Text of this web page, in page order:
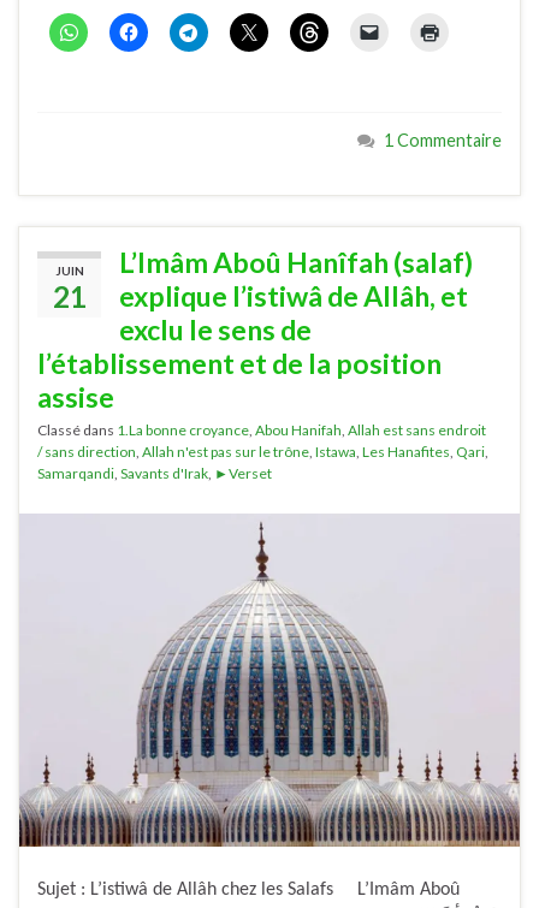
1 Commentaire
JUIN
21
L’Imâm Aboû Hanîfah (salaf)
explique l’istiwâ de Allâh, et
exclu le sens de
l’établissement et de la position
assise
Classé dans 1.La bonne croyance Abou Hanifah Allah est sans endroit
/ sans direction Allah n'est pas sur le trône Istawa Les Hanafites Qari
Samarqandi Savants d'Irak ►Verset
Sujet : L’istiwâ de Allâh chez les Salafs L’Imâm Aboû